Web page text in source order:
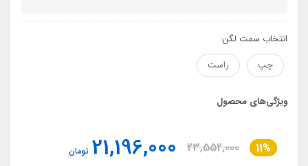
انتخاب سمت لگن:
چپ
راست
ویژگی‌های محصول
11%
23,552,000
21,196,000 تومان